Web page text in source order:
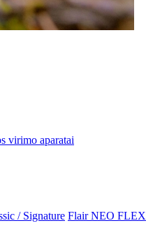
virimo aparatai
/ Signature Flair NEO FLEX